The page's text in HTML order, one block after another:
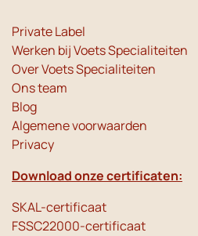
Private Label
Werken bij Voets Specialiteiten
Over Voets Specialiteiten
Ons team
Blog
Algemene voorwaarden
Privacy
Download onze certificaten:
SKAL-certificaat
FSSC22000-certificaat